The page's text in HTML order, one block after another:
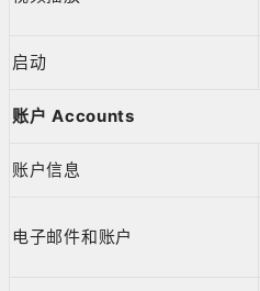
启动
账户 Accounts
账户信息
电子邮件和账户